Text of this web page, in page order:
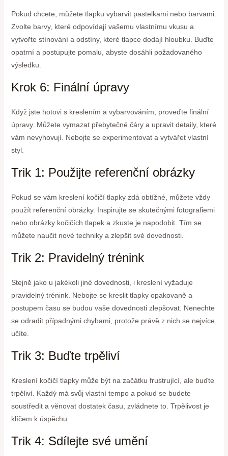
Pokud chcete, můžete tlapku vybarvit pastelkami nebo barvami.
Zvolte barvy, které odpovídají vašemu vlastnímu vkusu a
vytvořte stínování a odstíny, které tlapce dodají hloubku. Buďte
opatrní a postupujte pomalu, abyste dosáhli požadovaného
výsledku.
Krok 6: Finální úpravy
Když jste hotovi s kreslením a vybarvováním, proveďte finální
úpravy. Můžete vymazat přebytečné čáry a upravit detaily, které
vám nevyhovují. Nebojte se experimentovat a vytvářet vlastní
styl.
Trik 1: Použijte referenční obrázky
Pokud se vám kreslení kočičí tlapky zdá obtížné, můžete vždy
použít referenční obrázky. Inspirujte se skutečnými fotografiemi
nebo obrázky kočičích tlapek a zkuste je napodobit. Tím se
můžete naučit nové techniky a zlepšit své dovednosti.
Trik 2: Pravidelný trénink
Stejně jako u jakékoli jiné dovednosti, i kreslení vyžaduje
pravidelný trénink. Nebojte se kreslit tlapky opakovaně a
postupem času se budou vaše dovednosti zlepšovat. Nenechte
se odradit případnými chybami, protože právě z nich se nejvíce
učíte.
Trik 3: Buďte trpěliví
Kreslení kočičí tlapky může být na začátku frustrující, ale buďte
trpěliví. Každý má svůj vlastní tempo a pokud se budete
soustředit a věnovat dostatek času, zvládnete to. Trpělivost je
klíčem k úspěchu.
Trik 4: Sdílejte své umění